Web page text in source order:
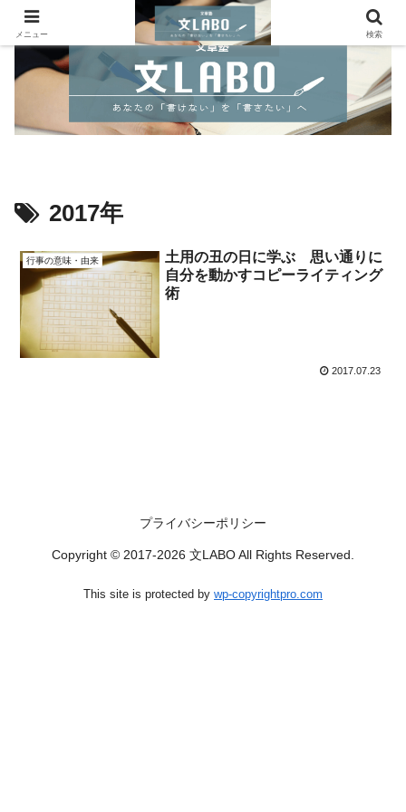
2017年
行事の意味・由来
土用の丑の日に学ぶ 思い通りに
自分を動かすコピーライティング
術
2017.07.23
プライバシーポリシー
Copyright © 2017-2026 文LABO All Rights Reserved.
メニュー 検索
This site is protected by wp-copyrightpro.com